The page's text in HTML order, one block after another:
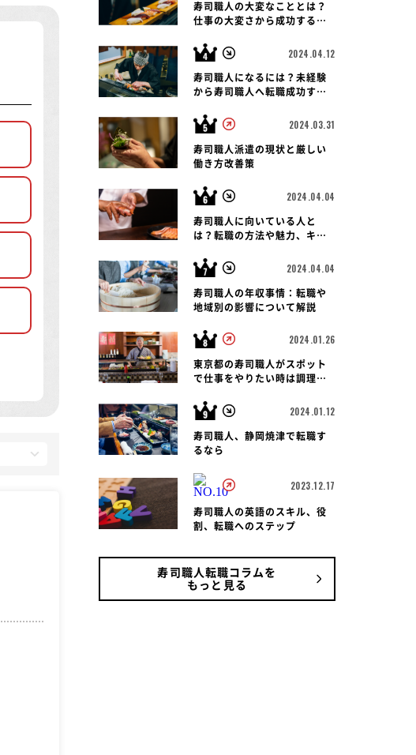
寿司職人の大変なこととは？
仕事の大変さから成功する転
2024.04.12
寿司職人になるには？未経験
から寿司職人へ転職成功する
2024.03.31
寿司職人派遣の現状と厳しい
働き方改善策
2024.04.04
寿司職人に向いている人と
は？転職の方法や魅力、キャ
説！
2024.04.04
寿司職人の年収事情：転職や
地域別の影響について解説
2024.01.26
東京都の寿司職人がスポット
で仕事をやりたい時は調理師
2024.01.12
寿司職人、静岡焼津で転職す
るなら
2023.12.17
寿司職人の英語のスキル、役
割、転職へのステップ
寿司職人転職コラムを
もっと見る